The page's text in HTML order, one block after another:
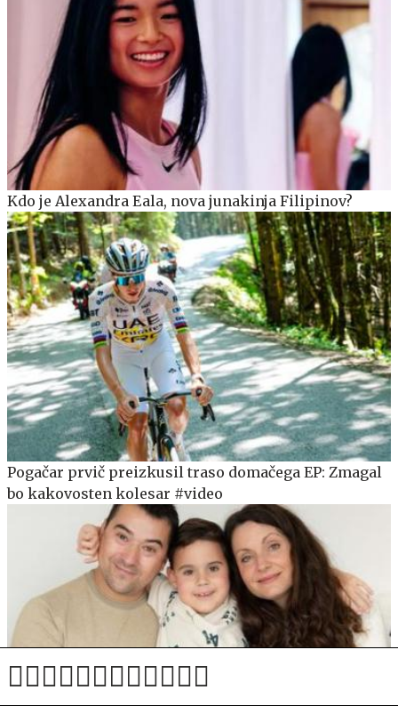
Kdo je Alexandra Eala, nova junakinja Filipinov?
Pogačar prvič preizkusil traso domačega EP: Zmagal
bo kakovosten kolesar #video